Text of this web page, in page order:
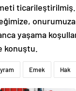
yaşama
konuştu.
Emek Hak